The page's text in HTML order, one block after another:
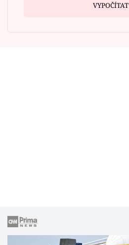
VYPOČÍTAT